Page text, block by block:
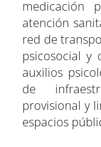
medicación
atención
red de
psicosocial y
auxilios
de
provisional y
espacios